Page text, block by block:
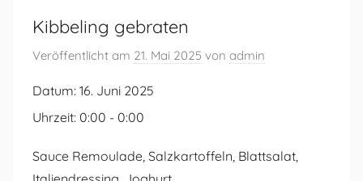
Kibbeling gebraten
Veröffentlicht am 21. Mai 2025 von admin
Datum: 16. Juni 2025
Uhrzeit: 0:00 - 0:00
Sauce Remoulade, Salzkartoffeln, Blattsalat,